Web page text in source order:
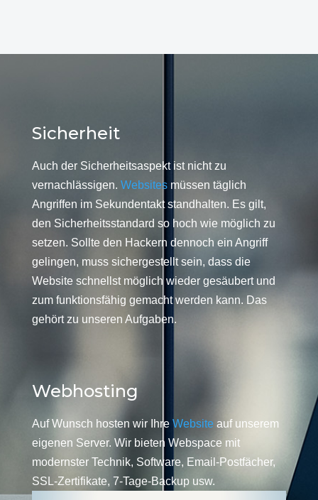
Sicherheit
Auch der Sicherheitsaspekt ist nicht zu
vernachlässigen. Websitesmüssen täglich
Angriffen im Sekundentakt standhalten. Es gilt,
den Sicherheitsstandard so hoch wie möglich zu
setzen. Sollte den Hackern dennoch ein Angriff
gelingen, muss sichergestellt sein, dass die
Website schnellst möglich wieder gesäubert und
zum funktionsfähig gemacht werden kann. Das
gehört zu unseren Aufgaben.
Webhosting
Auf Wunsch hosten wir Ihre Website auf unserem
eigenen Server. Wir bieten Webspace mit
modernster Technik, Software, Email-Postfächer,
SSL-Zertifikate, 7-Tage-Backup usw.